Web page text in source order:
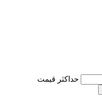
حداكثر قيمت